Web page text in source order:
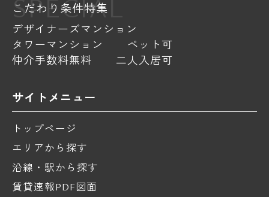
こだわり条件特集
デザイナーズマンション
タワーマンション
ペット可
仲介手数料無料
二人入居可
サイトメニュー
トップページ
エリアから探す
沿線・駅から探す
賃貸速報PDF図面